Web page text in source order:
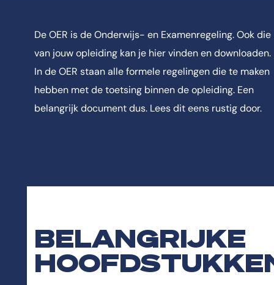
De OER is de Onderwijs- en Examenregeling. Ook die
van jouw opleiding kan je hier vinden en downloaden.
In de OER staan alle formele regelingen die te maken
hebben met de toetsing binnen de opleiding. Een
belangrijk document dus. Lees dit eens rustig door.
BELANGRIJKE